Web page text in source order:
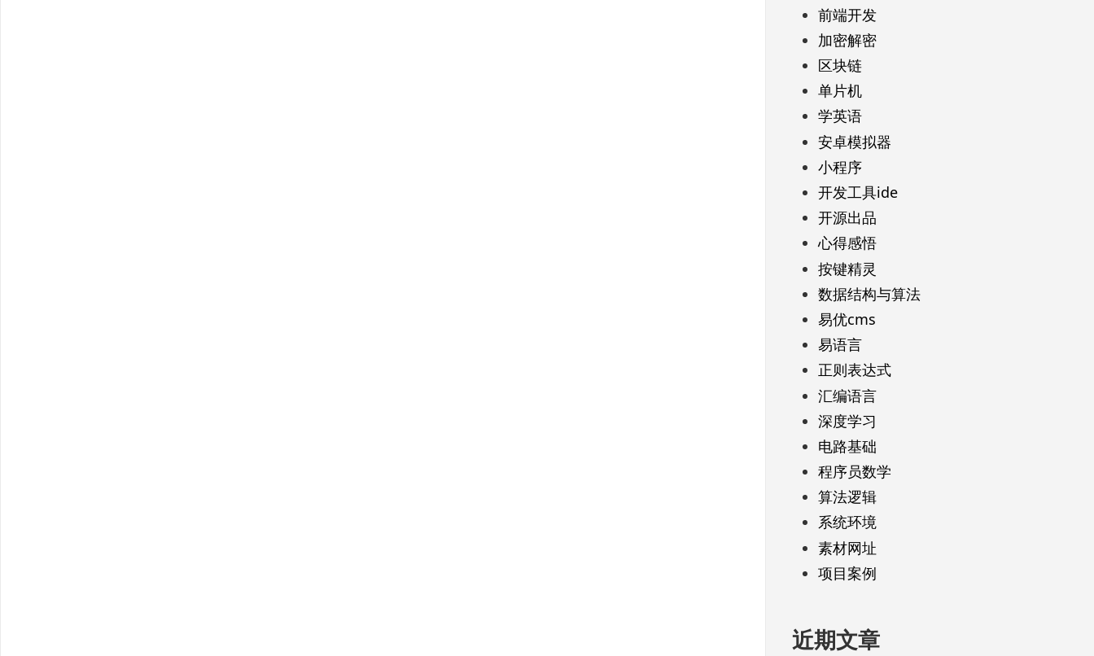
前端开发
加密解密
区块链
单片机
学英语
安卓模拟器
小程序
开发工具ide
开源出品
心得感悟
按键精灵
数据结构与算法
易优cms
易语言
正则表达式
汇编语言
深度学习
电路基础
程序员数学
算法逻辑
系统环境
素材网址
项目案例
近期文章